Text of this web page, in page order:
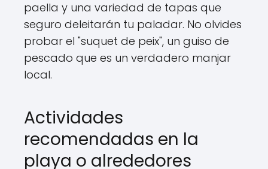
paella y una variedad de tapas que
seguro deleitarán tu paladar. No olvides
probar el "suquet de peix", un guiso de
pescado que es un verdadero manjar
local.
Actividades
recomendadas en la
playa o alrededores